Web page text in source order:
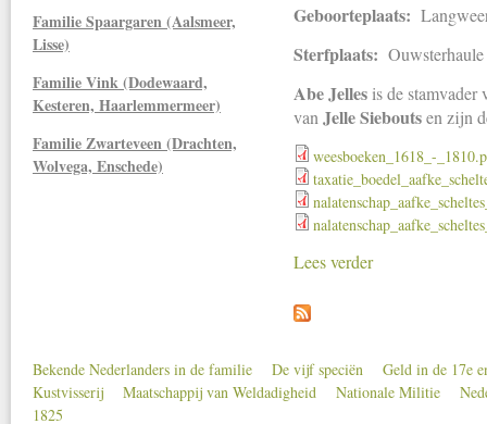
Geboorteplaats:
Sterfplaats: Ouwsterhaule
Abe Jellesis de stamvader
vanJelle Sieboutsen zijn
weesboeken_1618_-
Lees verder
Familie Spaargaren (Aalsmeer,
Lisse)
Familie Vink (Dodewaard,
Kesteren, Haarlemmermeer)
Familie Zwarteveen (Drachten,
Wolvega, Enschede)
Secondary menu
Bekende Nederlanders in de familie De vijf speciën
Geld in de 17e
Kustvisserij
Maatschappij van Weldadigheid Nationale Militie
1825